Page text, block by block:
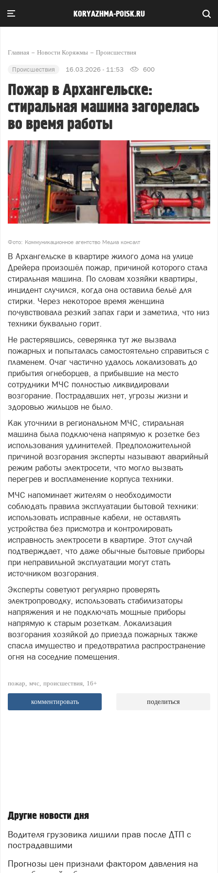
KORYAZHMA-POISK.RU
Главная Новости Коряжмы Происшествия
Происшествия 16.03.2026 - 11:53 600
Пожар в Архангельске:
стиральная машина загорелась
во время работы
Фото: Коммуникационное агентство Медиа консалт
В Архангельске в квартире жилого дома на улице
Дрейера произошёл пожар, причиной которого стала
стиральная машина. По словам хозяйки квартиры,
инцидент случился, когда она оставила бельё для
стирки. Через некоторое время женщина
почувствовала резкий запах гари и заметила, что низ
техники буквально горит.
Не растерявшись, северянка тут же вызвала
пожарных и попыталась самостоятельно справиться с
пламенем. Очаг частично удалось локализовать до
прибытия огнеборцев, а прибывшие на место
сотрудники МЧС полностью ликвидировали
возгорание. Пострадавших нет, угрозы жизни и
здоровью жильцов не было.
Как уточнили в региональном МЧС, стиральная
машина была подключена напрямую к розетке без
использования удлинителей. Предположительной
причиной возгорания эксперты называют аварийный
режим работы электросети, что могло вызвать
перегрев и воспламенение корпуса техники.
МЧС напоминает жителям о необходимости
соблюдать правила эксплуатации бытовой техники:
использовать исправные кабели, не оставлять
устройства без присмотра и контролировать
исправность электросети в квартире. Этот случай
подтверждает, что даже обычные бытовые приборы
при неправильной эксплуатации могут стать
источником возгорания.
Эксперты советуют регулярно проверять
электропроводку, использовать стабилизаторы
напряжения и не подключать мощные приборы
напрямую к старым розеткам. Локализация
возгорания хозяйкой до приезда пожарных также
спасла имущество и предотвратила распространение
огня на соседние помещения.
пожар мчс происшествия 16+
комментировать поделиться
Другие новости дня
Водителя грузовика лишили прав после ДТП с
пострадавшими
Прогнозы цен признали фактором давления на